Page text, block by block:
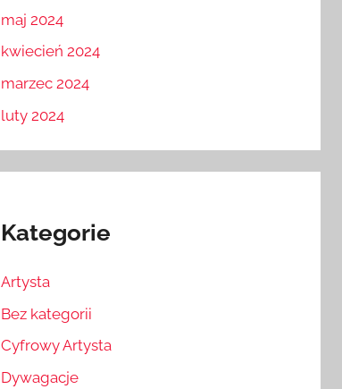
maj 2024
kwiecień 2024
marzec 2024
luty 2024
Kategorie
Artysta
Bez kategorii
Cyfrowy Artysta
Dywagacje